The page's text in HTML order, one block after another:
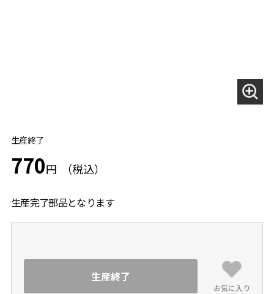
770円
生産完了部品となります
生産終了
生産終了
お気に入り